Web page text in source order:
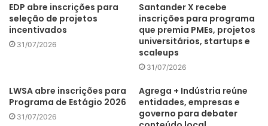
EDP abre inscrições para
seleção de projetos
incentivados
31/07/2026
Santander X recebe
inscrições para programa
que premia PMEs, projetos
universitários, startups e
scaleups
31/07/2026
LWSA abre inscrições para
Programa de Estágio 2026
31/07/2026
Agrega + Indústria reúne
entidades, empresas e
governo para debater